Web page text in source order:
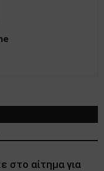
στο αίτημα για